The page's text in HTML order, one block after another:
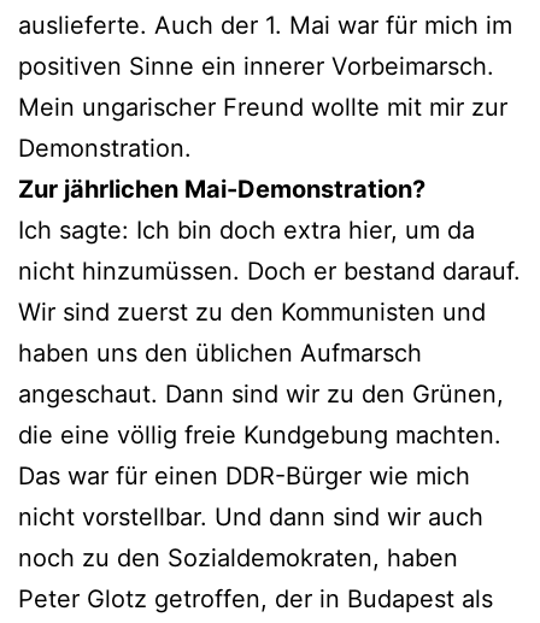
auslieferte. Auch der 1. Mai war für mich im
positiven Sinne ein innerer Vorbeimarsch.
Mein ungarischer Freund wollte mit mir zur
Demonstration.
Zur jährlichen Mai-Demonstration?
Ich sagte: Ich bin doch extra hier, um da
nicht hinzumüssen. Doch er bestand darauf.
Wir sind zuerst zu den Kommunisten und
haben uns den üblichen Aufmarsch
angeschaut. Dann sind wir zu den Grünen,
die eine völlig freie Kundgebung machten.
Das war für einen DDR-Bürger wie mich
nicht vorstellbar. Und dann sind wir auch
noch zu den Sozialdemokraten, haben
Peter Glotz getroffen, der in Budapest als